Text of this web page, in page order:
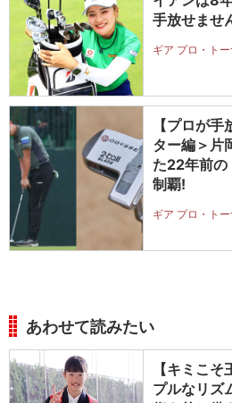
手放せませ
ギア プロ・ト
【プロが
ター編＞片
た22年前の
制覇!
ギア プロ・ト
あわせて読みたい
【キミこ
プルなリズ